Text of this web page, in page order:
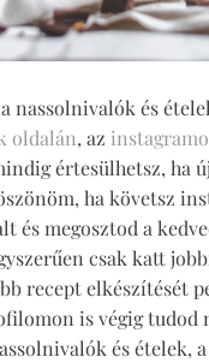
nassolnivalók és
oldalán, az
értesülhetsz, ha
ha követsz
és megosztod a
csak katt
recept elkészítését
is végig tudod
és ételek, a